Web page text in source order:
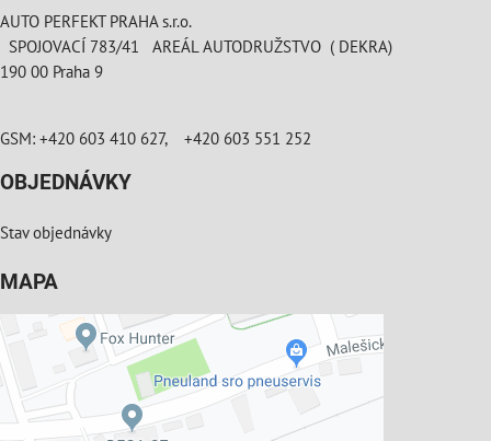
AUTO PERFEKT PRAHA s.r.o.
SPOJOVACÍ 783/41 AREÁL AUTODRUŽSTVO ( DEKRA)
190 00 Praha 9
GSM: +420 603 410 627, +420 603 551 252
OBJEDNÁVKY
Stav objednávky
MAPA